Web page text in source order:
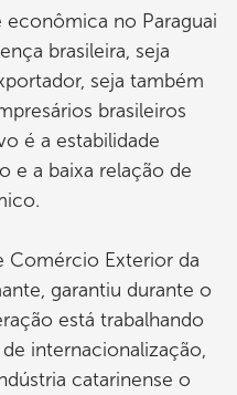
econômica no Paraguai
brasileira, seja
seja também
brasileiros
é a estabilidade
e a baixa relação de
Comércio Exterior da
garantiu durante o
está trabalhando
internacionalização,
catarinense o